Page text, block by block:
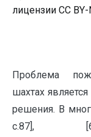
лицензии CC BY-
Проблема
шахтах
решения. В
с.87], [6,